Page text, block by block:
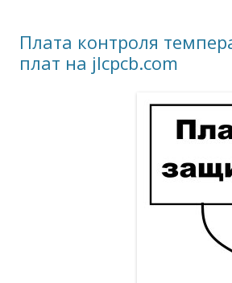
Плата контроля
плат на jlcpcb.com